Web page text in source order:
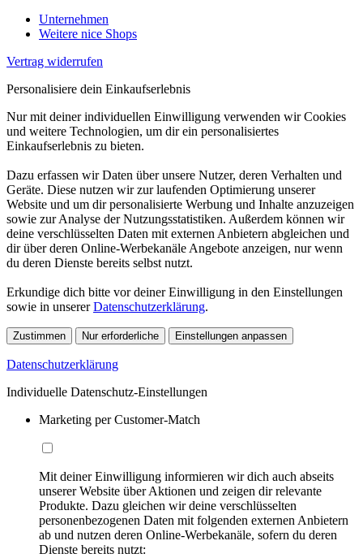
Unternehmen
Weitere nice Shops
Vertrag widerrufen
Personalisiere dein Einkaufserlebnis
Nur mit deiner individuellen Einwilligung verwenden wir Cookies
und weitere Technologien, um dir ein personalisiertes
Einkaufserlebnis zu bieten.
Dazu erfassen wir Daten über unsere Nutzer, deren Verhalten und
Geräte. Diese nutzen wir zur laufenden Optimierung unserer
Website und um dir personalisierte Werbung und Inhalte anzuzeigen
sowie zur Analyse der Nutzungsstatistiken. Außerdem können wir
deine verschlüsselten Daten mit externen Anbietern abgleichen und
dir über deren Online-Werbekanäle Angebote anzeigen, nur wenn
du deren Dienste bereits selbst nutzt.
Erkundige dich bitte vor deiner Einwilligung in den Einstellungen
sowie in unsererDatenschutzerklärung.
Zustimmen Nur erforderliche Einstellungen anpassen
Datenschutzerklärung
Individuelle Datenschutz-Einstellungen
Marketing per Customer-Match
Mit deiner Einwilligung informieren wir dich auch abseits
unserer Website über Aktionen und zeigen dir relevante
Produkte. Dazu gleichen wir deine verschlüsselten
personenbezogenen Daten mit folgenden externen Anbietern
ab und nutzen deren Online-Werbekanäle, sofern du deren
Dienste bereits nutzt: